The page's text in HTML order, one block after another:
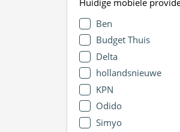
Ben
Budget Thuis
Delta
hollandsnieuwe
KPN
Odido
Simyo